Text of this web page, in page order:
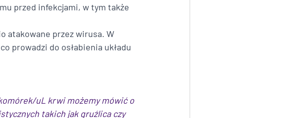
przed infekcjami, w tym także
atakowane przez wirusa. W
prowadzi do osłabienia układu
uL krwi możemy mówić o
takich jak gruźlica czy